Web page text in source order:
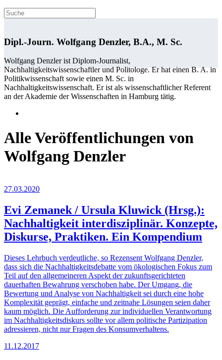
Dipl.-Journ. Wolfgang Denzler, B.A., M. Sc.
Wolfgang Denzler ist Diplom-Journalist,
Nachhaltigkeitswissenschaftler und Politologe. Er hat einen B. A. in
Politikwissenschaft sowie einen M. Sc. in
Nachhaltigkeitswissenschaft. Er ist als wissenschaftlicher Referent
an der Akademie der Wissenschaften in Hamburg tätig.
Alle Veröffentlichungen von
Wolfgang Denzler
27.03.2020
Evi Zemanek / Ursula Kluwick (Hrsg.):
Nachhaltigkeit interdisziplinär. Konzepte,
Diskurse, Praktiken. Ein Kompendium
Dieses Lehrbuch verdeutliche, so Rezensent Wolfgang Denzler,
dass sich die Nachhaltigkeitsdebatte vom ökologischen Fokus zum
Teil auf den allgemeineren Aspekt der zukunftsgerichteten
dauerhaften Bewahrung verschoben habe. Der Umgang, die
Bewertung und Analyse von Nachhaltigkeit sei durch eine hohe
Komplexität geprägt, einfache und zeitnahe Lösungen seien daher
kaum möglich. Die Aufforderung zur individuellen Verantwortung
im Nachhaltigkeitsdiskurs sollte vor allem politische Partizipation
adressieren, nicht nur Fragen des Konsumverhaltens.
11.12.2017